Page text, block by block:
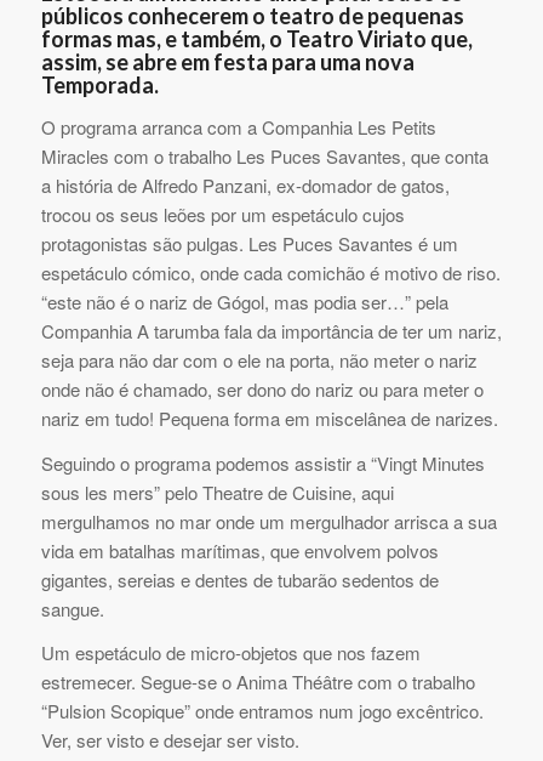
públicos conhecerem o teatro de pequenas
formas mas, e também, o Teatro Viriato que,
assim, se abre em festa para uma nova
Temporada.
O programa arranca com a Companhia Les Petits
Miracles com o trabalho Les Puces Savantes, que conta
a história de Alfredo Panzani, ex-domador de gatos,
trocou os seus leões por um espetáculo cujos
protagonistas são pulgas. Les Puces Savantes é um
espetáculo cómico, onde cada comichão é motivo de riso.
“este não é o nariz de Gógol, mas podia ser…” pela
Companhia A tarumba fala da importância de ter um nariz,
seja para não dar com o ele na porta, não meter o nariz
onde não é chamado, ser dono do nariz ou para meter o
nariz em tudo! Pequena forma em miscelânea de narizes.
Seguindo o programa podemos assistir a “Vingt Minutes
sous les mers” pelo Theatre de Cuisine, aqui
mergulhamos no mar onde um mergulhador arrisca a sua
vida em batalhas marítimas, que envolvem polvos
gigantes, sereias e dentes de tubarão sedentos de
sangue.
Um espetáculo de micro-objetos que nos fazem
estremecer. Segue-se o Anima Théâtre com o trabalho
“Pulsion Scopique” onde entramos num jogo excêntrico.
Ver, ser visto e desejar ser visto.